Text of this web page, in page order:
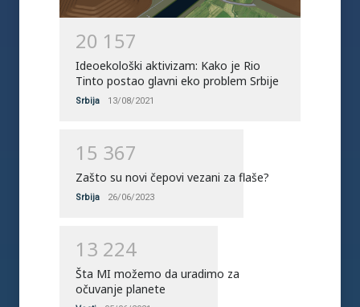
20 1 57
Ideoekološki aktivizam: Kako je Rio
Tinto postao glavni eko problem Srbije
Srbija 13/08/2021
1 5 367
Zašto su novi čepovi vezani za flaše?
Srbija 26/06/2023
1 3 224
Šta MI možemo da uradimo za
očuvanje planete